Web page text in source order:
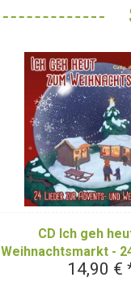
CD Ich geh
Weihnachtsmarkt -
Advents- und14,90 €